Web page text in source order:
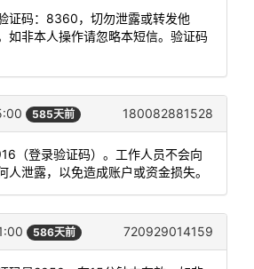
证码：8360，切勿泄露或转发他
如非本人操作请忽略本短信。验证码
585天前 180082881528
（登录验证码）。工作人员不会向
人泄露，以免造成账户或资金损失。
586天前 720929014159